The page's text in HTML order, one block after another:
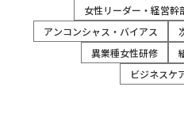
女性リーダー・経営幹
アンコンシャス・バイアス
異業種女性研修
ビジネスケ